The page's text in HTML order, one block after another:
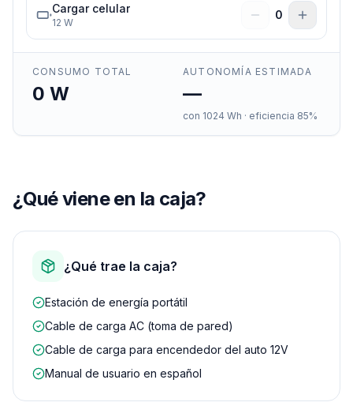
Cargar celular
12 W
0
CONSUMO TOTAL
0 W
AUTONOMÍA ESTIMADA
—
con 1024 Wh · eficiencia 85%
¿Qué viene en la caja?
¿Qué trae la caja?
Estación de energía portátil
Cable de carga AC (toma de pared)
Cable de carga para encendedor del auto 12V
Manual de usuario en español